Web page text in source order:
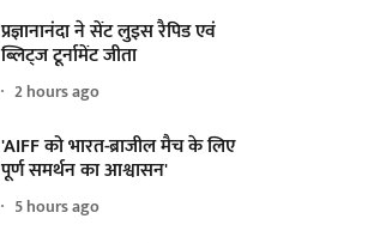
प्रज्ञानानंदा ने सेंट लुइस रैपिड एवं
ब्लिट्ज टूर्नामेंट जीता
2 hours ago
'AIFF को भारत-ब्राजील मैच के लिए
पूर्ण समर्थन का आश्वासन'
5 hours ago